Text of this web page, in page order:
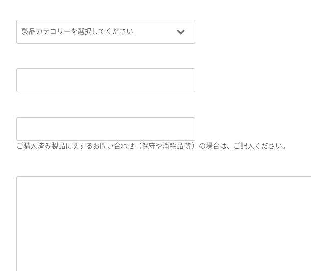
ご購入済み製品に関するお問い合わせ（保守や消耗品 等）の場合は、ご記入ください。